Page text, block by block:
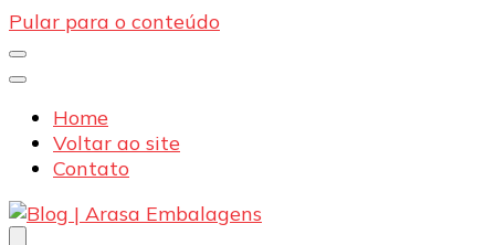
Pular para o conteúdo
Home
Voltar ao site
Contato